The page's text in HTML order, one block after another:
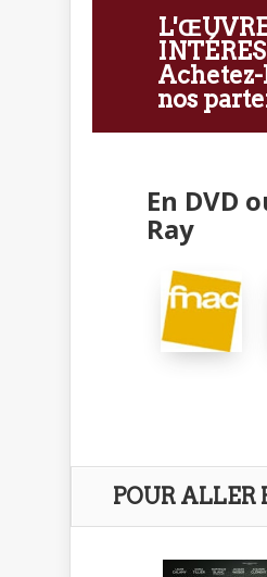
nos
En DVD
Ray
POUR ALLER